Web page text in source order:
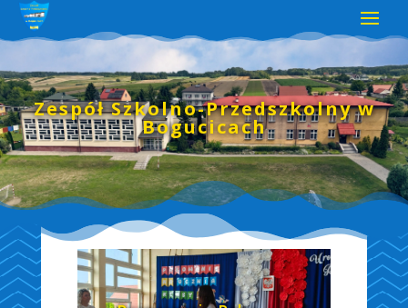
Zespół Szkolno-Przedszkolny w
Bogucicach